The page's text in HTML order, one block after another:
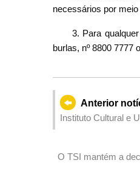
necessários por
3. Para
burlas, nº 8800 7777
Anterior
Instituto Cultural e
O TSI mantém a